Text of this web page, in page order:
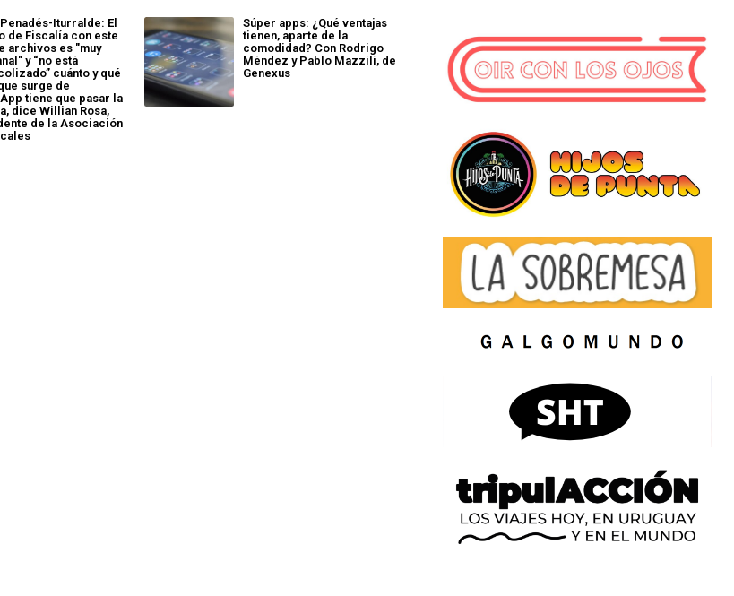
Iturralde: El
de Fiscalía con este
archivos es "muy
y “no está
cuánto y qué
surge de
tiene que pasar la
dice Willian Rosa,
de la Asociación
Súper apps: ¿Qué ventajas
tienen, aparte de la
comodidad? Con Rodrigo
Méndez y Pablo Mazzili, de
Genexus